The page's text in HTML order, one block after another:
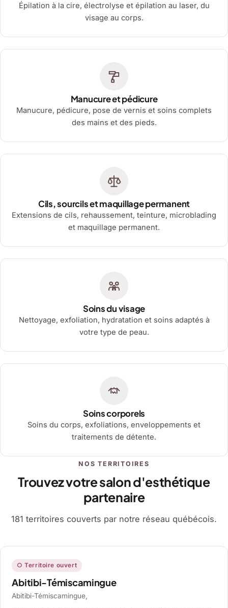
Épilation à la cire, électrolyse et épilation au laser, du
visage au corps.
Manucure et pédicure
Manucure, pédicure, pose de vernis et soins complets
des mains et des pieds.
Cils, sourcils et maquillage permanent
Extensions de cils, rehaussement, teinture, microblading
et maquillage permanent.
Soins du visage
Nettoyage, exfoliation, hydratation et soins adaptés à
votre type de peau.
Soins corporels
Soins du corps, exfoliations, enveloppements et
traitements de détente.
NOS TERRITOIRES
Trouvez votre salon d'esthétique
partenaire
181 territoires couverts par notre réseau québécois.
○ Territoire ouvert
Abitibi-Témiscamingue
Abitibi-Témiscamingue,